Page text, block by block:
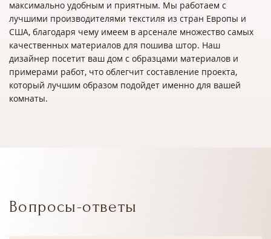
максимально удобным и приятным. Мы работаем с
лучшими производителями текстиля из стран Европы и
США, благодаря чему имеем в арсенале множество самых
качественных материалов для пошива штор. Наш
дизайнер посетит ваш дом с образцами материалов и
примерами работ, что облегчит составление проекта,
который лучшим образом подойдет именно для вашей
комнаты.
Вопросы-ответы